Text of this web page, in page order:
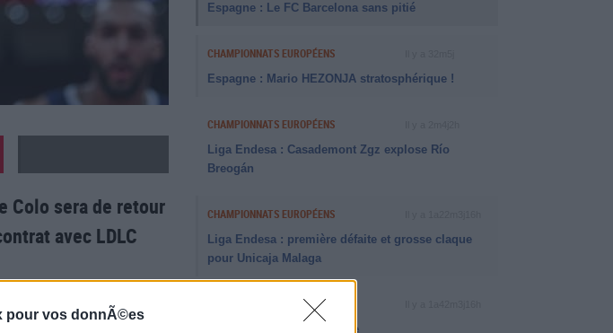
pour vos donnÃ©es
Colo sera de retour
avec LDLC
au Fenerbahçe,
Espagne : Le FC Barcelona sans pitié
CHAMPIONNATS EUROPÉENS
Espagne : Mario HEZONJA stratosphérique !
CHAMPIONNATS EUROPÉENS
Liga Endesa : Casademont Zgz explose Río
Breogán
CHAMPIONNATS EUROPÉENS
Liga Endesa : première défaite et grosse claque
pour Unicaja Malaga
RÉCAP BETCLIC ELITE
Le SQBB renverse Nanterre